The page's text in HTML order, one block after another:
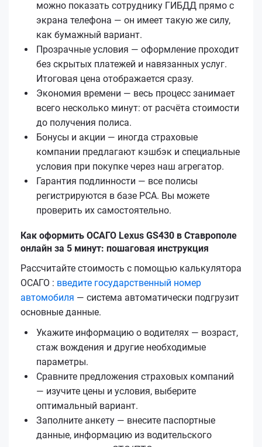
можно показать сотруднику ГИБДД прямо с
экрана телефона — он имеет такую же силу,
как бумажный вариант.
Прозрачные условия — оформление проходит
без скрытых платежей и навязанных услуг.
Итоговая цена отображается сразу.
Экономия времени — весь процесс занимает
всего несколько минут: от расчёта стоимости
до получения полиса.
Бонусы и акции — иногда страховые
компании предлагают кэшбэк и специальные
условия при покупке через наш агрегатор.
Гарантия подлинности — все полисы
регистрируются в базе РСА. Вы можете
проверить их самостоятельно.
Как оформить ОСАГО Lexus GS430 в Ставрополе
онлайн за 5 минут: пошаговая инструкция
Рассчитайте стоимость с помощью калькулятора
ОСАГО : введите государственный номер
автомобиля — система автоматически подгрузит
основные данные.
Укажите информацию о водителях — возраст,
стаж вождения и другие необходимые
параметры.
Сравните предложения страховых компаний
— изучите цены и условия, выберите
оптимальный вариант.
Заполните анкету — внесите паспортные
данные, информацию из водительского